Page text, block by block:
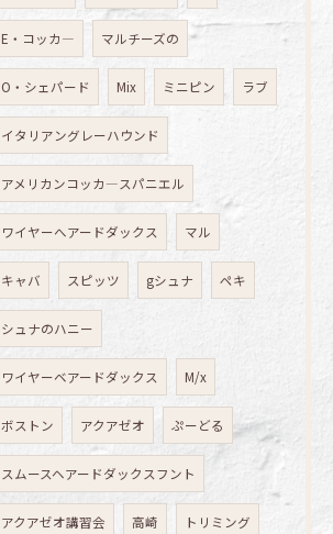
E・コッカ― マルチーズの
O・シェパード Mix ミニピン ラブ
イタリアングレーハウンド
アメリカンコッカ―スパニエル
ワイヤーへアードダックス マル
キャバ スピッツ gシュナ ペキ
シュナのハニー
ワイヤーベアードダックス M/x
ボストン アクアゼオ ぷーどる
スムースヘアードダックスフント
アクアゼオ講習会 高崎 トリミング